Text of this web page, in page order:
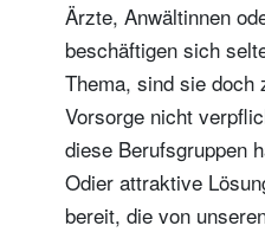
Ärzte, Anwältinnen
beschäftigen sich
Thema, sind sie doch
Vorsorge nicht
diese Berufsgruppen
Odier attraktive
bereit, die von